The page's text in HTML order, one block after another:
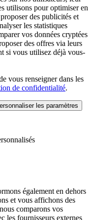
utilisons pour optimiser en
des publicités et
les statistiques
vos données cryptées
des offres via leurs
si vous utilisez déjà vous-
vous renseigner dans les
de confidentialité.
les paramètres
également en dehors
et vous affichons des
comparons vos
les fournisseurs externes